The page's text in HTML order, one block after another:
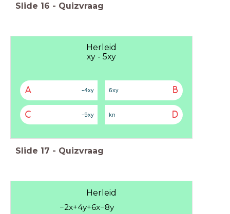
Slide 16 - Quizvraag
Herleid
xy - 5xy
A -4xy B
6xy
C -5xy D
kn
Slide 17 - Quizvraag
Herleid
−2x+4y+6x−8y